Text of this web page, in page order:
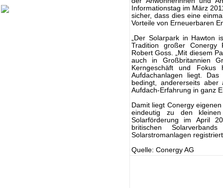
Informationstag im März
sicher, dass dies eine
Vorteile von Erneuerbaren
„Der Solarpark in Hawton
Tradition großer Conergy
Robert Goss. „Mit diesem
auch in Großbritannien
Kerngeschäft und
Aufdachanlagen liegt.
bedingt, andererseits
Aufdach-Erfahrung in ganz
Damit liegt Conergy
eindeutig zu den
Solarförderung im April
britischen
Solarstromanlagen
Quelle: Conergy AG